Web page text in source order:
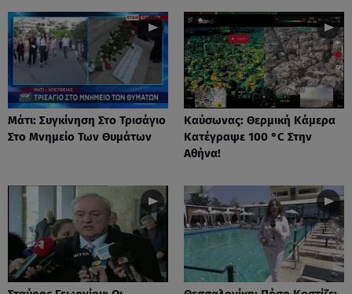
Μάτι: Συγκίνηση Στο Τρισάγιο
Στο Μνημείο Των Θυμάτων
Καύσωνας: Θερμική Κάμερα
Κατέγραψε 100 °C Στην
Αθήνα!